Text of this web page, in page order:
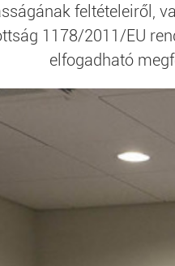
feltételeiről,
1178/2011/EU
elfogadható